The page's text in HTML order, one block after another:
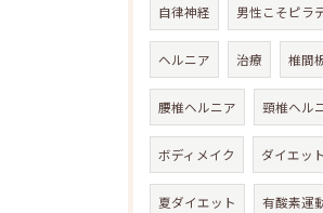
自律神経 男性こそピラ
ヘルニア 治療 椎間
腰椎ヘルニア 頸椎ヘル
ボディメイク ダイエット
夏ダイエット 有酸素運